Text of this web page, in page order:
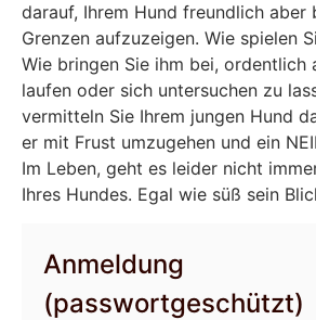
darauf, Ihrem Hund freundlich aber
Grenzen aufzuzeigen. Wie spielen
Wie bringen Sie ihm bei, ordentlich
laufen oder sich untersuchen zu
vermitteln Sie Ihrem jungen Hund
er mit Frust umzugehen und ein
Im Leben, geht es leider nicht
Ihres Hundes. Egal wie süß sein
Anmeldung
(passwortgeschützt)